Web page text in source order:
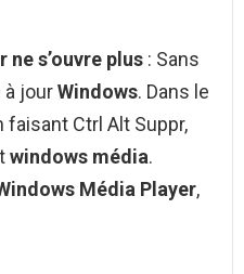
ne s’ouvre plus : Sans
à jourWindows. Dans le
Ctrl Alt Suppr,
windows média.
Média Player,